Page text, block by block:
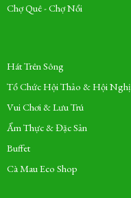
Chợ Quê - Chợ Nổi
Hát Trên Sông
Tổ Chức Hội Thảo & Hội Nghị
Vui Chơi & Lưu Trú
Ẩm Thực & Đặc Sản
Buffet
Cà Mau Eco Shop